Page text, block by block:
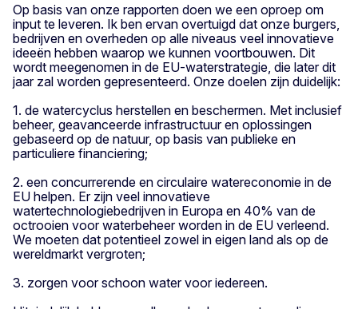
Op basis van onze rapporten doen we een oproep om
input te leveren. Ik ben ervan overtuigd dat onze burgers,
bedrijven en overheden op alle niveaus veel innovatieve
ideeën hebben waarop we kunnen voortbouwen. Dit
wordt meegenomen in de EU-waterstrategie, die later dit
jaar zal worden gepresenteerd. Onze doelen zijn duidelijk:
1. de watercyclus herstellen en beschermen. Met inclusief
beheer, geavanceerde infrastructuur en oplossingen
gebaseerd op de natuur, op basis van publieke en
particuliere financiering;
2. een concurrerende en circulaire watereconomie in de
EU helpen. Er zijn veel innovatieve
watertechnologiebedrijven in Europa en 40% van de
octrooien voor waterbeheer worden in de EU verleend.
We moeten dat potentieel zowel in eigen land als op de
wereldmarkt vergroten;
3. zorgen voor schoon water voor iedereen.